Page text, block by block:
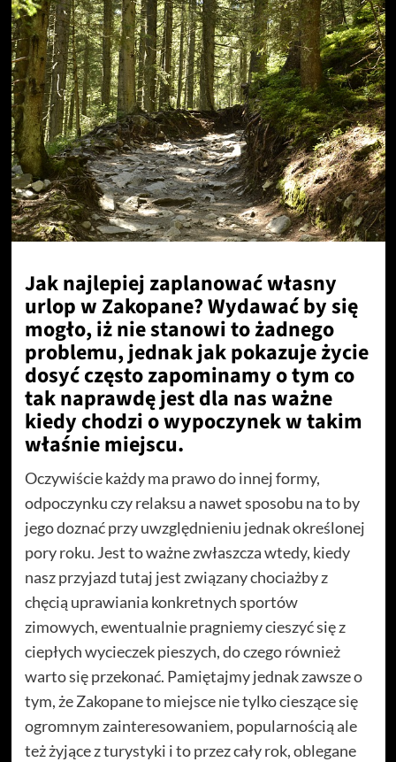
Jak najlepiej zaplanować własny
urlop w Zakopane? Wydawać by się
mogło, iż nie stanowi to żadnego
problemu, jednak jak pokazuje życie
dosyć często zapominamy o tym co
tak naprawdę jest dla nas ważne
kiedy chodzi o wypoczynek w takim
właśnie miejscu.
Oczywiście każdy ma prawo do innej formy,
odpoczynku czy relaksu a nawet sposobu na to by
jego doznać przy uwzględnieniu jednak określonej
pory roku. Jest to ważne zwłaszcza wtedy, kiedy
nasz przyjazd tutaj jest związany chociażby z
chęcią uprawiania konkretnych sportów
zimowych, ewentualnie pragniemy cieszyć się z
ciepłych wycieczek pieszych, do czego również
warto się przekonać. Pamiętajmy jednak zawsze o
tym, że Zakopane to miejsce nie tylko cieszące się
ogromnym zainteresowaniem, popularnością ale
też żyjące z turystyki i to przez cały rok, oblegane